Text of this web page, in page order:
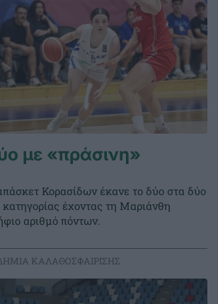
με «πράσινη»
Κορασίδων έκανε το δύο στα δύο
έχοντας τη Μαριάνθη
αριθμό πόντων.
ΚΑΛΑΘΟΣΦΑΙΡΙΣΗΣ